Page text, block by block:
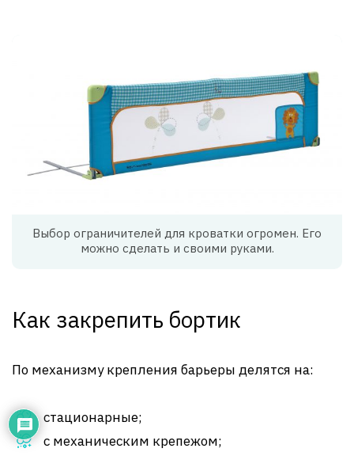
Выбор ограничителей для кроватки огромен. Его
можно сделать и своими руками.
Как закрепить бортик
По механизму крепления барьеры делятся на:
стационарные;
с механическим крепежом;